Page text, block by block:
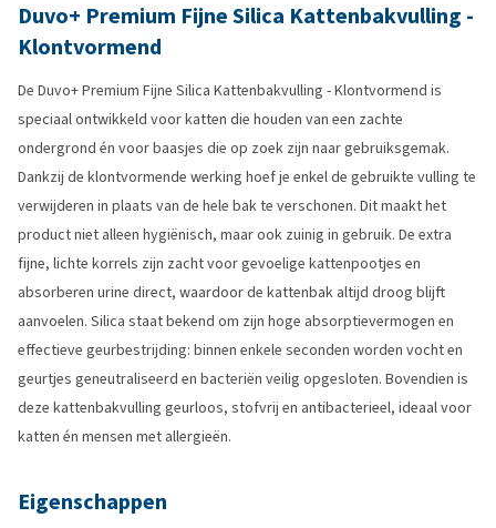
Duvo+ Premium Fijne Silica Kattenbakvulling -
Klontvormend
De Duvo+ Premium Fijne Silica Kattenbakvulling - Klontvormend is
speciaal ontwikkeld voor katten die houden van een zachte
ondergrond én voor baasjes die op zoek zijn naar gebruiksgemak.
Dankzij de klontvormende werking hoef je enkel de gebruikte vulling te
verwijderen in plaats van de hele bak te verschonen. Dit maakt het
product niet alleen hygiënisch, maar ook zuinig in gebruik. De extra
fijne, lichte korrels zijn zacht voor gevoelige kattenpootjes en
absorberen urine direct, waardoor de kattenbak altijd droog blijft
aanvoelen. Silica staat bekend om zijn hoge absorptievermogen en
effectieve geurbestrijding: binnen enkele seconden worden vocht en
geurtjes geneutraliseerd en bacteriën veilig opgesloten. Bovendien is
deze kattenbakvulling geurloos, stofvrij en antibacterieel, ideaal voor
katten én mensen met allergieën.
Eigenschappen